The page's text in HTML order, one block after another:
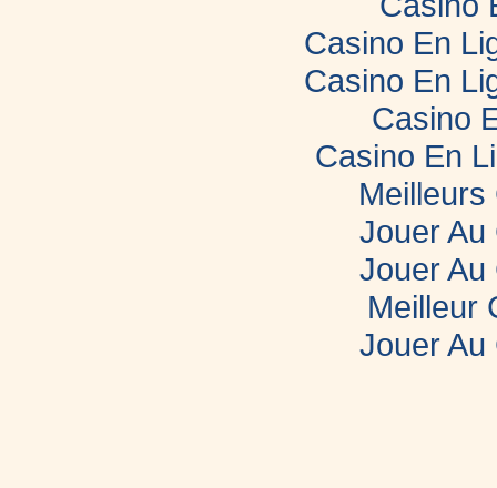
Casino En
Casino En
Casino
Casino En
Meilleurs
Jouer Au
Jouer Au
Meilleur
Jouer Au